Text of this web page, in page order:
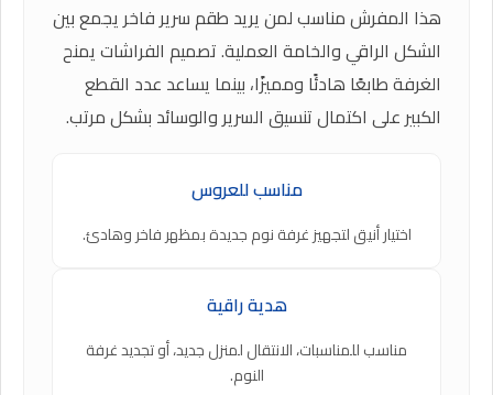
هذا المفرش مناسب لمن يريد طقم سرير فاخر يجمع بين
الشكل الراقي والخامة العملية. تصميم الفراشات يمنح
الغرفة طابعًا هادئًا ومميزًا، بينما يساعد عدد القطع
الكبير على اكتمال تنسيق السرير والوسائد بشكل مرتب.
مناسب للعروس
اختيار أنيق لتجهيز غرفة نوم جديدة بمظهر فاخر وهادئ.
هدية راقية
مناسب للمناسبات، الانتقال لمنزل جديد، أو تجديد غرفة
النوم.